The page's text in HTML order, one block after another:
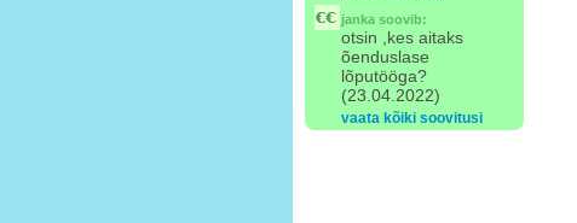
janka soovib:
otsin ,kes aitaks
õenduslase
lõputööga?
(23.04.2022)
vaata kõiki soovitusi